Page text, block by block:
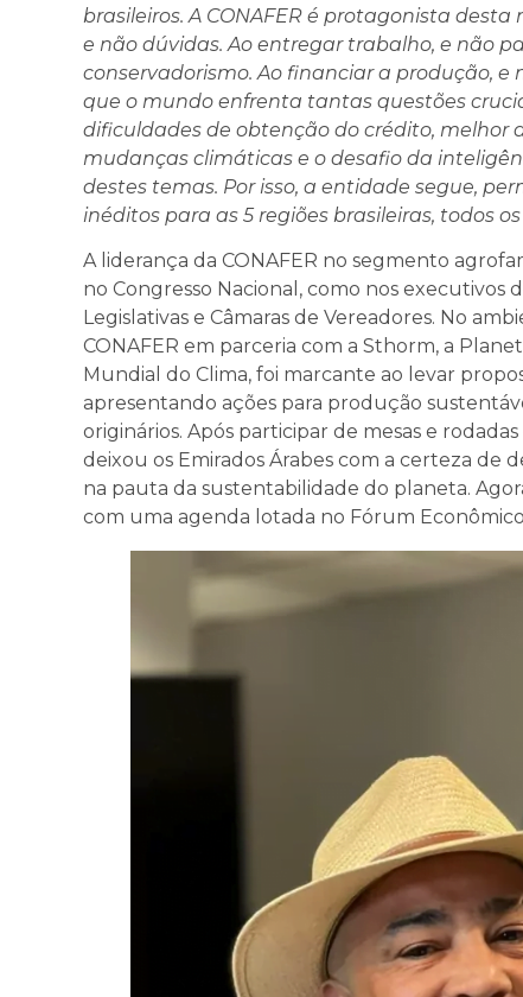
brasileiros. A CONAFER é protagonista
e não dúvidas. Ao entregar trabalho, e não
conservadorismo. Ao financiar a produção,
que o mundo enfrenta tantas questões
dificuldades de obtenção do crédito, melhor
mudanças climáticas e o desafio da
destes temas. Por isso, a entidade segue,
inéditos para as 5 regiões brasileiras, todos
A liderança da CONAFER no segmento
no Congresso Nacional, como nos executivos
Legislativas e Câmaras de Vereadores. No
CONAFER em parceria com a Sthorm, a
Mundial do Clima, foi marcante ao levar
apresentando ações para produção
originários. Após participar de mesas e
deixou os Emirados Árabes com a certeza
na pauta da sustentabilidade do planeta.
com uma agenda lotada no Fórum